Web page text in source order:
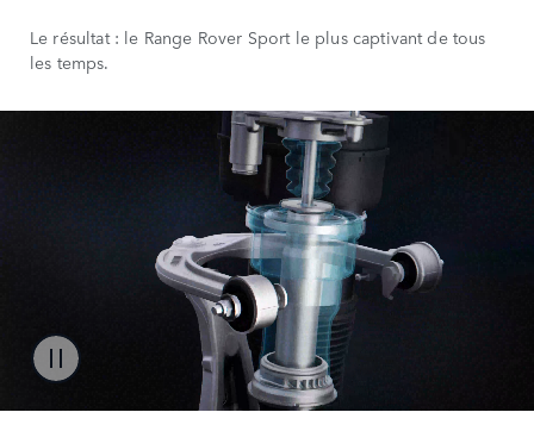
Le résultat : le Range Rover Sport le plus captivant de tous
les temps.